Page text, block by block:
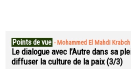
Points de vue - Mohammed El Mahdi Krabch
Le dialogue avec l’Autre dans sa
diffuser la culture de la paix (3/3)